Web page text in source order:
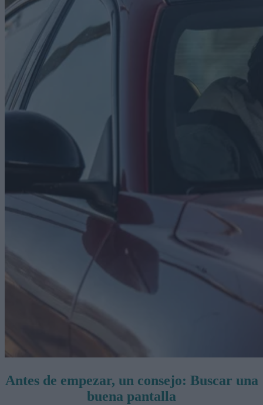
Antes de empezar, un consejo: Buscar una
buena pantalla